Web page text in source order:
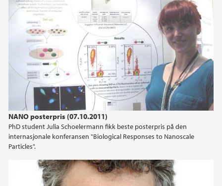
NANO posterpris (07.10.2011)
PhD student Julia Schoelermann fikk beste posterpris på den
internasjonale konferansen "Biological Responses to Nanoscale
Particles".